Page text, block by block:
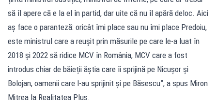
să îl apere că e la el în partid, dar uite că nu îl apără deloc. Aici
aș face o paranteză: oricât îmi place sau nu îmi place Predoiu,
este ministrul care a reușit prin măsurile pe care le-a luat în
2018 și 2022 să ridice MCV în România, MCV care a fost
introdus chiar de băieții ăștia care îi sprijină pe Nicușor și
Bolojan, oamenii care l-au sprijinit și pe Băsescu”, a spus Miron
Mitrea la Realitatea Plus.